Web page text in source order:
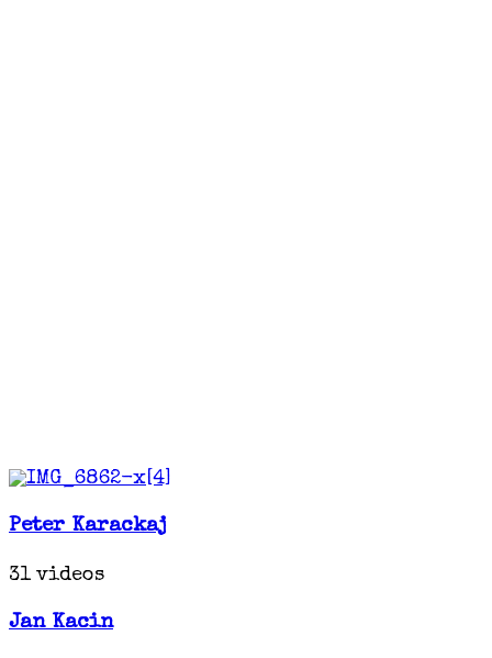
Peter Karackaj
31 videos
Jan Kacin